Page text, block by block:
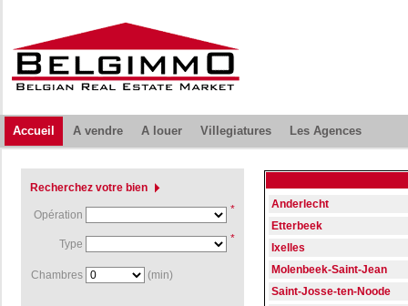
Accueil A vendre A louer Villegiatures Les Agences
Recherchez votre bien
Opération *
Type *
Chambres (min)
Anderlecht
Etterbeek
Ixelles
Molenbeek-Saint-Jean
Saint-Josse-ten-Noode